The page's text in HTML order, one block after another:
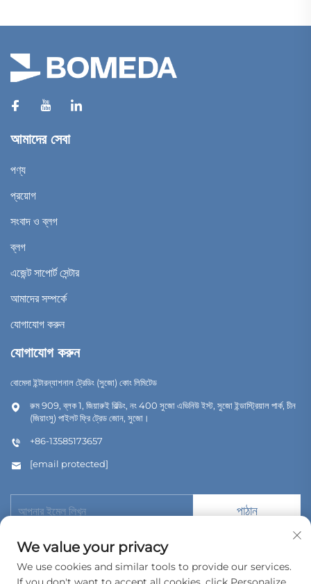
আমাদের সেবা
পণ্য
প্রয়োগ
সংবাদ ও ব্লগ
ব্লগ
এজেন্ট সাপোর্ট সেন্টার
আমাদের সম্পর্কে
যোগাযোগ করুন
যোগাযোগ করুন
বোমেদা ইন্টারন্যাশনাল ট্রেডিং (সুজো) কোং লিমিটেড
রুম 909, ব্লক 1, জিয়ারুই বিল্ডিং, নং 400 সুজো এভিনিউ ইস্ট, সুজো ইন্ডাস্ট্রিয়াল পার্ক, চীন
(জিয়াংসু) পাইলট ফ্রি ট্রেড জোন, সুজো।
+86-13585173657
[email protected]
পাঠান
We value your privacy
We use cookies and similar tools to provide our services.